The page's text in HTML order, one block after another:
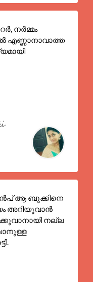
നർമ്മം
എണ്ണാനാവാത്ത
ആ ബുക്കിനെ
അറിയുവാൻ
നല്ല